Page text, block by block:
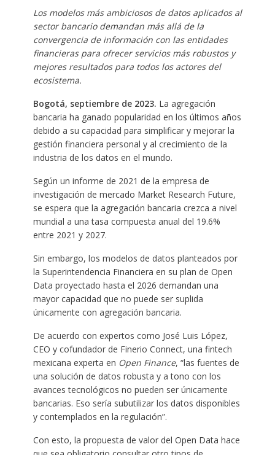
Los modelos más ambiciosos de datos aplicados al
sector bancario demandan más allá de la
convergencia de información con las entidades
financieras para ofrecer servicios más robustos y
mejores resultados para todos los actores del
ecosistema.
Bogotá, septiembre de 2023. La agregación
bancaria ha ganado popularidad en los últimos años
debido a su capacidad para simplificar y mejorar la
gestión financiera personal y al crecimiento de la
industria de los datos en el mundo.
Según un informe de 2021 de la empresa de
investigación de mercado Market Research Future,
se espera que la agregación bancaria crezca a nivel
mundial a una tasa compuesta anual del 19.6%
entre 2021 y 2027.
Sin embargo, los modelos de datos planteados por
la Superintendencia Financiera en su plan de Open
Data proyectado hasta el 2026 demandan una
mayor capacidad que no puede ser suplida
únicamente con agregación bancaria.
De acuerdo con expertos como José Luis López,
CEO y cofundador de Finerio Connect, una fintech
mexicana experta en Open Finance, “las fuentes de
una solución de datos robusta y a tono con los
avances tecnológicos no pueden ser únicamente
bancarias. Eso sería subutilizar los datos disponibles
y contemplados en la regulación”.
Con esto, la propuesta de valor del Open Data hace